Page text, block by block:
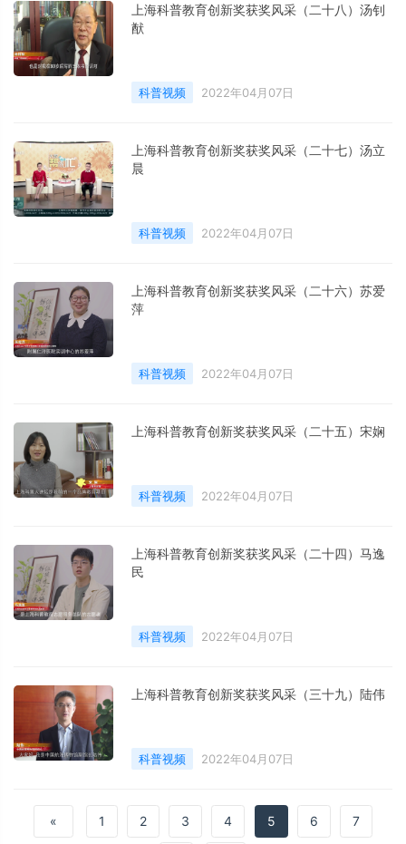
上海科普教育创新奖获奖风采（二十八）汤钊
猷
科普视频 2022年04月07日
上海科普教育创新奖获奖风采（二十七）汤立
晨
科普视频 2022年04月07日
上海科普教育创新奖获奖风采（二十六）苏爱
萍
科普视频 2022年04月07日
上海科普教育创新奖获奖风采（二十五）宋娴
科普视频 2022年04月07日
上海科普教育创新奖获奖风采（二十四）马逸
民
科普视频 2022年04月07日
上海科普教育创新奖获奖风采（三十九）陆伟
科普视频 2022年04月07日
« 1 2 3 4 5 6 7